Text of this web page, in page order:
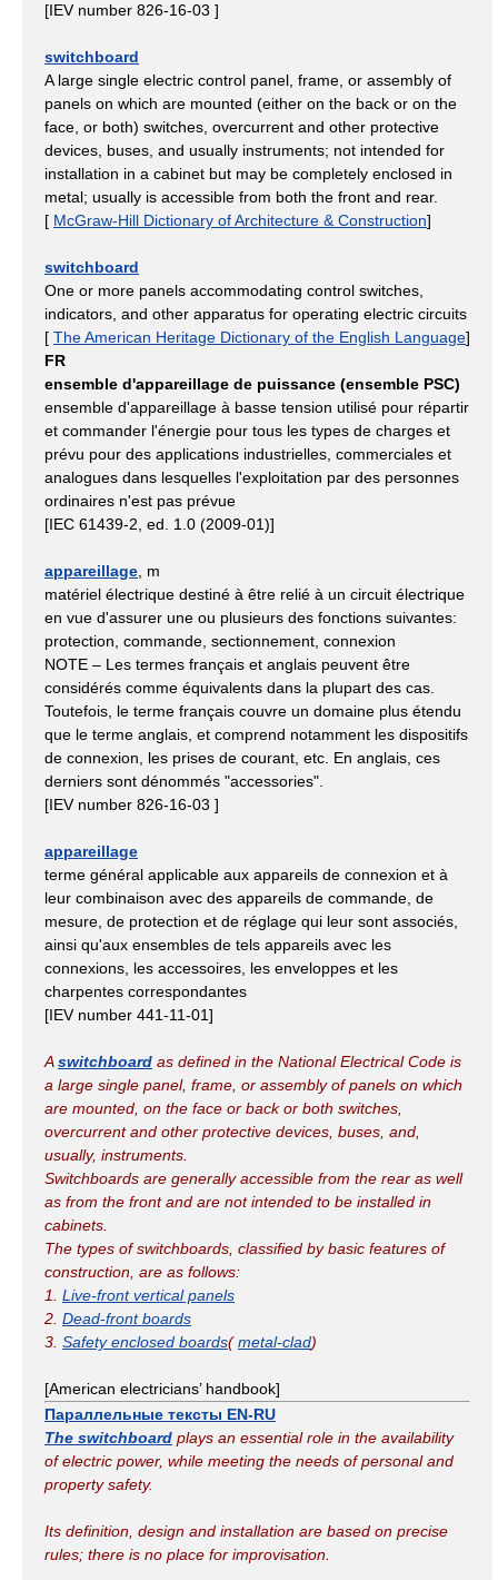
[IEV number 826-16-03 ]
switchboard
A large single electric control panel, frame, or assembly of
panels on which are mounted (either on the back or on the
face, or both) switches, overcurrent and other protective
devices, buses, and usually instruments; not intended for
installation in a cabinet but may be completely enclosed in
metal; usually is accessible from both the front and rear.
[ McGraw-Hill Dictionary of Architecture & Construction]
switchboard
One or more panels accommodating control switches,
indicators, and other apparatus for operating electric circuits
[ The American Heritage Dictionary of the English Language]
FR
ensemble d'appareillage de puissance (ensemble PSC)
ensemble d'appareillage à basse tension utilisé pour répartir
et commander l'énergie pour tous les types de charges et
prévu pour des applications industrielles, commerciales et
analogues dans lesquelles l'exploitation par des personnes
ordinaires n'est pas prévue
[IEC 61439-2, ed. 1.0 (2009-01)]
appareillage , m
matériel électrique destiné à être relié à un circuit électrique
en vue d'assurer une ou plusieurs des fonctions suivantes:
protection, commande, sectionnement, connexion
NOTE – Les termes français et anglais peuvent être
considérés comme équivalents dans la plupart des cas.
Toutefois, le terme français couvre un domaine plus étendu
que le terme anglais, et comprend notamment les dispositifs
de connexion, les prises de courant, etc. En anglais, ces
derniers sont dénommés "accessories".
[IEV number 826-16-03 ]
appareillage
terme général applicable aux appareils de connexion et à
leur combinaison avec des appareils de commande, de
mesure, de protection et de réglage qui leur sont associés,
ainsi qu'aux ensembles de tels appareils avec les
connexions, les accessoires, les enveloppes et les
charpentes correspondantes
[IEV number 441-11-01]
Aswitchboard as defined in the National Electrical Code is
a large single panel, frame, or assembly of panels on which
are mounted, on the face or back or both switches,
overcurrent and other protective devices, buses, and,
usually, instruments.
Switchboards are generally accessible from the rear as well
as from the front and are not intended to be installed in
cabinets.
The types of switchboards, classified by basic features of
construction, are as follows:
1. Live-front vertical panels
2. Dead-front boards
3. Safety enclosed boards(metal-clad)
[American electricians’ handbook]
Параллельные тексты EN-RU
The switchboard plays an essential role in the availability
of electric power, while meeting the needs of personal and
property safety.
Its definition, design and installation are based on precise
rules; there is no place for improvisation.